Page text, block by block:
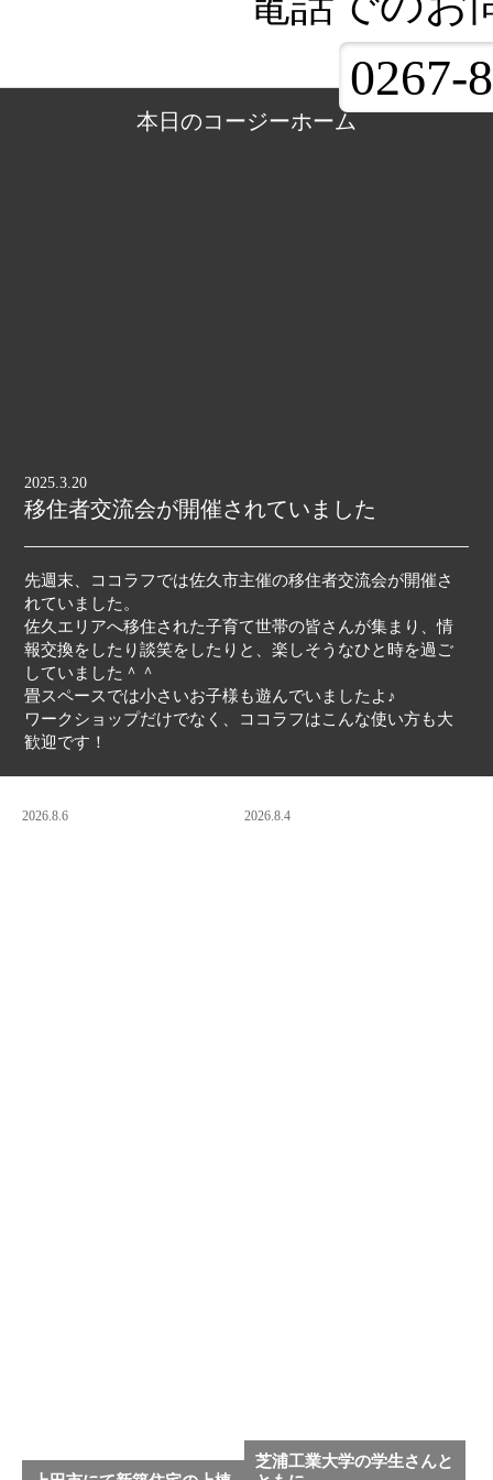
0267-
2025.3.20
移住者交流会が開催されていました
先週末、ココラフでは佐久市主催の移住者交流会が開催さ
れていました。
佐久エリアへ移住された子育て世帯の皆さんが集まり、情
報交換をしたり談笑をしたりと、楽しそうなひと時を過ご
していました＾＾
畳スペースでは小さいお子様も遊んでいましたよ♪
ワークショップだけでなく、ココラフはこんな使い方も大
歓迎です！
本日のコージーホーム
2026.8.6 2026.8.4
芝浦工業大学の学生さんと